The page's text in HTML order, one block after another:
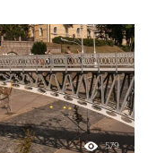
579